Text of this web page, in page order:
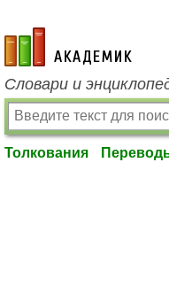
academic.ru
Словари и
Толкования